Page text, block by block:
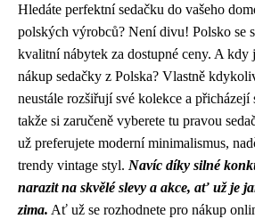
Hledáte perfektní sedačku do vašeho
polských výrobců? Není divu! Polsko se
kvalitní nábytek za dostupné ceny. A kdy
nákup sedačky z Polska? Vlastně
neustále rozšiřují své kolekce a přicházejí
takže si zaručeně vyberete tu pravou
už preferujete moderní minimalismus,
trendy vintage styl. Navíc díky silné
narazit na skvělé slevy a akce, ať už je
zima. Ať už se rozhodnete pro nákup